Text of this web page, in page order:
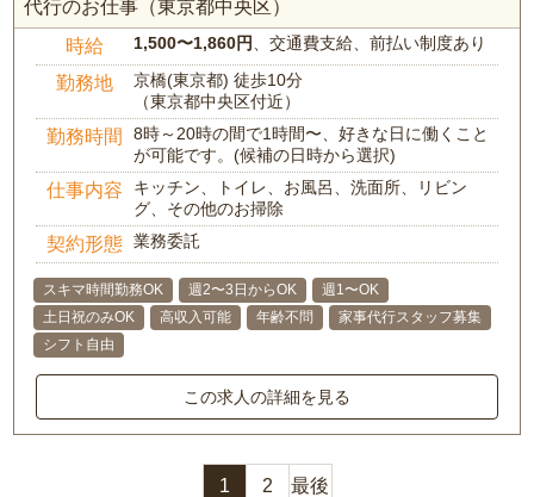
代行のお仕事（東京都中央区）
時給 1,500〜1,860円 、交通費支給、前払い制度あり
勤務地
京橋(東京都) 徒歩10分
（東京都中央区付近）
勤務時間
8時～20時の間で1時間〜、好きな日に働くこと
が可能です。(候補の日時から選択)
仕事内容
キッチン、トイレ、お風呂、洗面所、リビン
グ、その他のお掃除
契約形態 業務委託
スキマ時間勤務OK 週2〜3日からOK
週1〜OK
土日祝のみOK
高収入可能 年齢不問
家事代行スタッフ募集
シフト自由
この求人の詳細を見る
1 2 最後